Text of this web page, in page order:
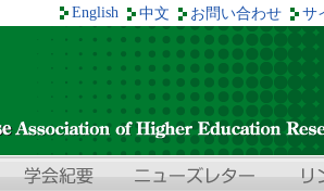
サ
お問い合わせ
中文
English